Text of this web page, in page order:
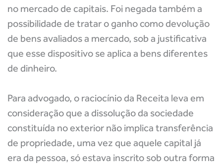
no mercado de capitais. Foi negada também a
possibilidade de tratar o ganho como devolução
de bens avaliados a mercado, sob a justificativa
que esse dispositivo se aplica a bens diferentes
de dinheiro.
Para advogado, o raciocínio da Receita leva em
consideração que a dissolução da sociedade
constituída no exterior não implica transferência
de propriedade, uma vez que aquele capital já
era da pessoa, só estava inscrito sob outra forma